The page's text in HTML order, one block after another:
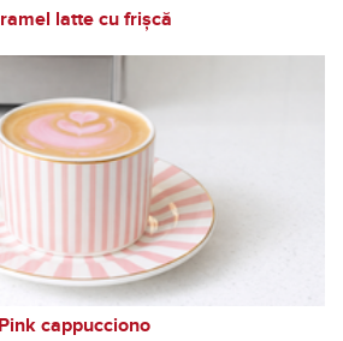
latte cu frișcă
Pink cappucciono